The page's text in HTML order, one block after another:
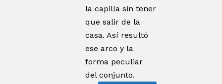
la capilla sin tener
que salir de la
casa. Así resultó
ese arco y la
forma peculiar
del conjunto.